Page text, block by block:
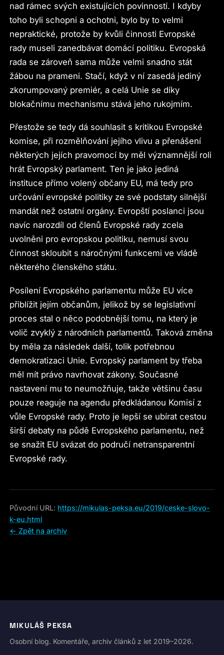
nad rámec svých existujících povinností. I kdyby
toho byli schopni a ochotni, bylo by to velmi
nepraktické, protože by kvůli činnosti Evropské
rady museli zanedbávat domácí politiku. Evropská
rada se zároveň sama může velmi snadno stát
žábou na prameni. Stačí, když v ní zasedá jediný
zkorumpovaný premiér, a celá Unie se díky
blokačnímu mechanismu stává jeho rukojmím.
Přestože se tedy dá souhlasit s kritikou Evropské
komise, při rozmělňování jejího vlivu a přenášení
některých jejích pravomocí by měl významnější roli
hrát Evropský parlament. Ten je jako jediná
instituce přímo volený občany EU, má tedy pro
určování evropské politiky ze své podstaty silnější
mandát než ostatní orgány. Evropští poslanci jsou
navíc narozdíl od členů Evropské rady zcela
uvolněni pro evropskou politiku, nemusí svou
činnost skloubit s náročnými funkcemi ve vládě
některého členského státu.
Posílení Evropského parlamentu může EU více
přiblížit jejím občanům, jelikož by se legislativní
proces stal o něco podobnější tomu, na který je
volič zvyklý z národních parlamentů. Taková změna
by měla za následek další, tolik potřebnou
demokratizaci Unie. Evropský parlament by třeba
měl mít právo navrhovat zákony. Současné
nastavení mu to neumožňuje, takže většinu času
pouze reaguje na agendu předkládanou Komisí z
vůle Evropské rady. Proto je lepší se ubírat cestou
širší debaty na půdě Evropského parlamentu, než
se snažit EU svázat do područí netransparentní
Evropské rady.
Původní URL: https://mikulas-peksa.eu/2019/ceske-slovo-
k-eu.html
← Zpět na archiv
MIKULÁŠ PEKSA
Osobní blog. Komentáře, archiv článků z let 2019–2026.